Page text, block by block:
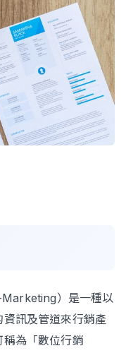
）是一種以
訊及管道來行銷產
為「數位行銷